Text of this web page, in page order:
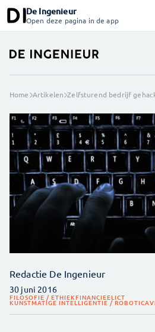
De Ingenieur
Open deze pagina in de app
Home Artikelen Zelfsturend bedrijf
Redactie De Ingenieur
30 juni 2016
FILOSOFIE / ETHIEKFINANCIEEL ICT
KUNSTMATIGE INTELLIGENTIE / ROBOTICA